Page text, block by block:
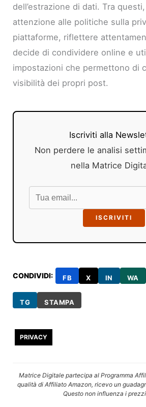
dell’estrazione di dati. Tra
attenzione alle politiche sulla
piattaforme, riflettere
decide di condividere online e
impostazioni che permettono di
visibilità dei propri post.
Iscriviti alla
Non perdere le analisi
nella Matrice
ISCRIVITI
CONDIVIDI: FB X IN WA
TG STAMPA
PRIVACY
Matrice Digitale partecipa al Programma
qualità di Affiliato Amazon, ricevo un
Questo non influenza i